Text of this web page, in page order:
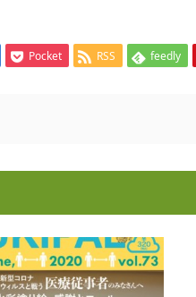
Pocket RSS feedly